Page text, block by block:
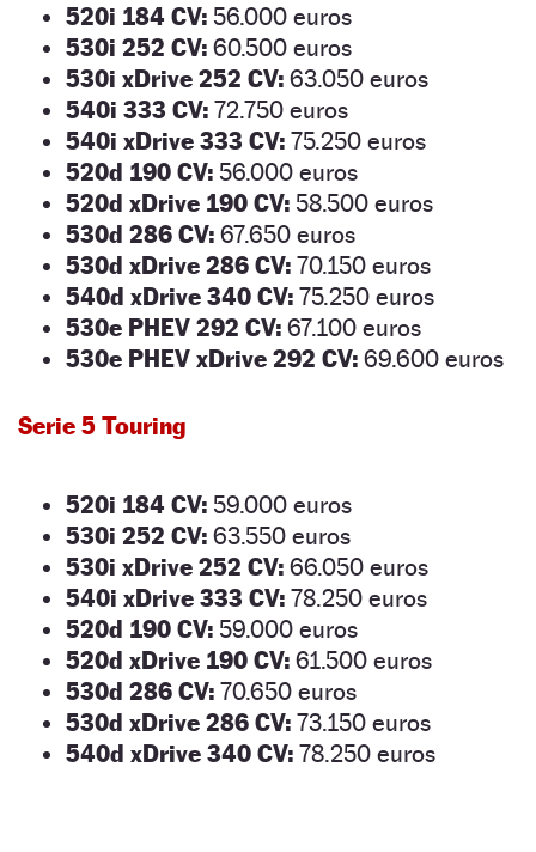
520i 184 CV: 56.000 euros
530i 252 CV: 60.500 euros
530i xDrive 252 CV: 63.050 euros
540i 333 CV: 72.750 euros
540i xDrive 333 CV: 75.250 euros
520d 190 CV: 56.000 euros
520d xDrive 190 CV: 58.500 euros
530d 286 CV: 67.650 euros
530d xDrive 286 CV: 70.150 euros
540d xDrive 340 CV: 75.250 euros
530e PHEV 292 CV: 67.100 euros
530e PHEV xDrive 292 CV: 69.600 euros
Serie 5 Touring
520i 184 CV: 59.000 euros
530i 252 CV: 63.550 euros
530i xDrive 252 CV: 66.050 euros
540i xDrive 333 CV: 78.250 euros
520d 190 CV: 59.000 euros
520d xDrive 190 CV: 61.500 euros
530d 286 CV: 70.650 euros
530d xDrive 286 CV: 73.150 euros
540d xDrive 340 CV: 78.250 euros